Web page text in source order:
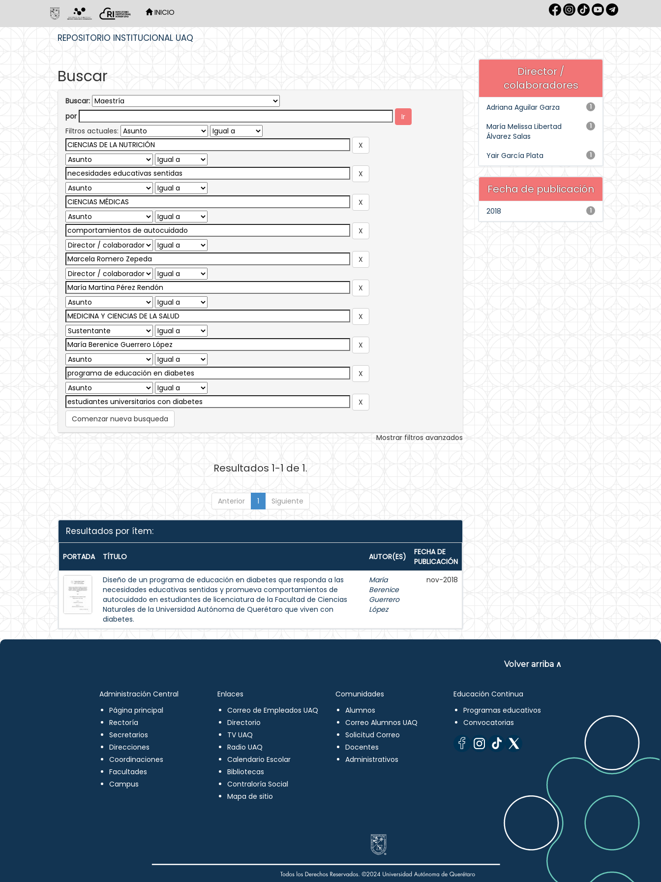
INICIO
REPOSITORIO INSTITUCIONAL UAQ
Buscar
Buscar:
por
Filtros actuales:
Comenzar nueva busqueda
Mostrar filtros avanzados
Resultados 1-1 de 1.
Anterior 1 Siguiente
Resultados por ítem:
PORTADA TÍTULO AUTOR(ES)
FECHA DE
PUBLICACIÓN
Diseño de un programa de educación en diabetes que responda a las
necesidades educativas sentidas y promueva comportamientos de
autocuidado en estudiantes de licenciatura de la Facultad de Ciencias
Naturales de la Universidad Autónoma de Querétaro que viven con
diabetes.
María
Berenice
Guerrero
López
nov-2018
Director /
colaboradores
1
Adriana Aguilar Garza
1
María Melissa Libertad
Álvarez Salas
1
Yair García Plata
Fecha de publicación
1
2018
Volver arriba ∧
Administración Central
Página principal
Rectoría
Secretarios
Direcciones
Coordinaciones
Facultades
Campus
Enlaces
Correo de Empleados UAQ
Directorio
TV UAQ
Radio UAQ
Calendario Escolar
Bibliotecas
Contraloría Social
Mapa de sitio
Comunidades
Alumnos
Correo Alumnos UAQ
Solicitud Correo
Docentes
Administrativos
Educación Continua
Programas educativos
Convocatorias